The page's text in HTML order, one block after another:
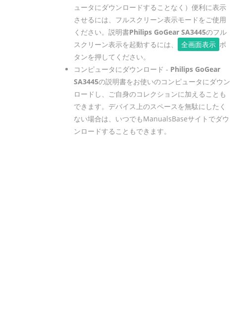
ュータにダウンロードすることなく）便利に表示
させるには、フルスクリーン表示モードをご使用
ください。説明書Philips GoGear SA3445のフル
スクリーン表示を起動するには、
全画面表示 ボ
タンを押してください。
コンピュータにダウンロード - Philips GoGear
SA3445の説明書をお使いのコンピュータにダウン
ロードし、ご自身のコレクションに加えることも
できます。デバイス上のスペースを無駄にしたく
ない場合は、いつでもManualsBaseサイトでダウ
ンロードすることもできます。